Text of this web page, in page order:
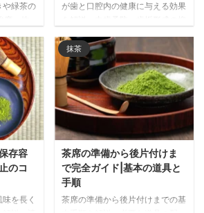
や緑茶の
日常的な
す。
が歯と口腔内の健康に与える効果
を取り入れることで期待できる口
腔ケア効果を詳しく紹介します。
存容
のコ
を長く
抹茶
茶席の準備から後片付けま
で完全ガイド|基本の道具と
手順
茶席の準備から後片付けまでの基